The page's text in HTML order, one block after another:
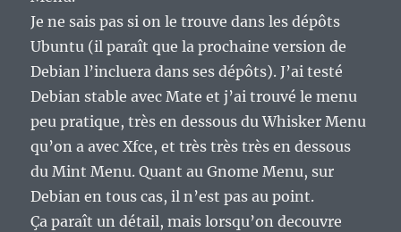
Je ne sais pas si on le trouve dans les dépôts
Ubuntu (il paraît que la prochaine version de
Debian l’incluera dans ses dépôts). J’ai testé
Debian stable avec Mate et j’ai trouvé le menu
peu pratique, très en dessous du Whisker Menu
qu’on a avec Xfce, et très très très en dessous
du Mint Menu. Quant au Gnome Menu, sur
Debian en tous cas, il n’est pas au point.
Ça paraît un détail, mais lorsqu’on decouvre